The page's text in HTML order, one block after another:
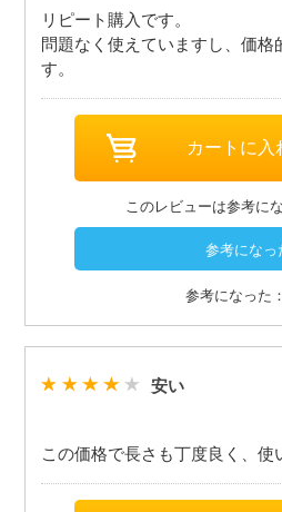
リピート購入です。
問題なく使えていますし、価格
す。
このレビューは参考に
参考になった
安い
この価格で長さも丁度良く、使